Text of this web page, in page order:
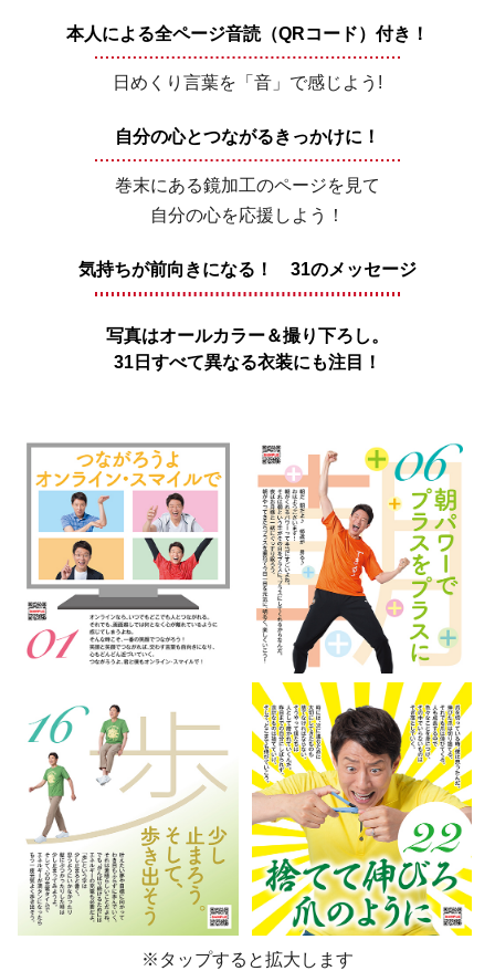
本人による全ページ音読（QRコード）付き！
日めくり言葉を「音」で感じよう!
自分の心とつながるきっかけに！
巻末にある鏡加工のページを見て
自分の心を応援しよう！
気持ちが前向きになる！ 31のメッセージ
写真はオールカラー＆撮り下ろし。
31日すべて異なる衣装にも注目！
※タップすると拡大します